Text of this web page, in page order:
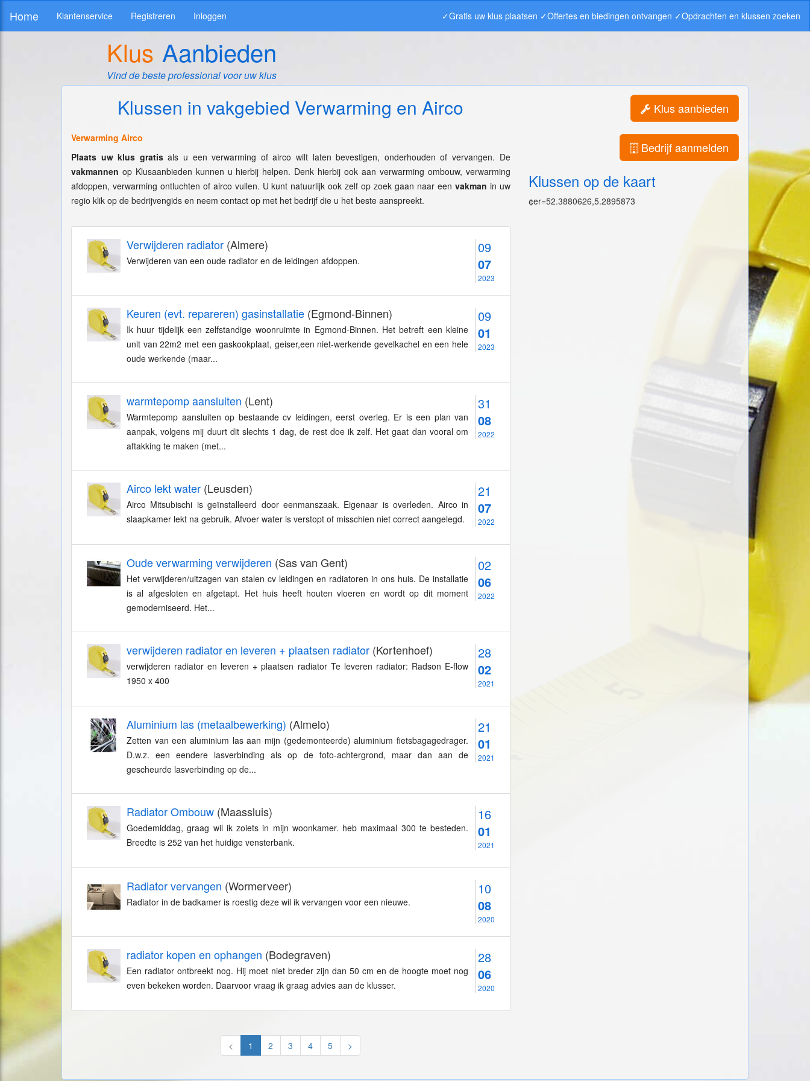
Home Klantenservice Registreren Inloggen ✓Gratis uw klus plaatsen ✓Offertes en biedingen ontvangen ✓Opdrachten en klussen zoeken
Klus Aanbieden
Vind de beste professional voor uw klus
Klussen in vakgebied Verwarming en Airco
Verwarming Airco
Plaats uw klus gratisals u een verwarming of airco wilt laten bevestigen, onderhouden of vervangen. De
vakmannen op Klusaanbieden kunnen u hierbij helpen. Denk hierbij ook aan verwarming ombouw, verwarming
afdoppen, verwarming ontluchten of airco vullen. U kunt natuurlijk ook zelf op zoek gaan naar een vakman in uw
regio klik op de bedrijvengids en neem contact op met het bedrijf die u het beste aanspreekt.
09
07
2023
Verwijderen radiator (Almere)
Verwijderen van een oude radiator en de leidingen afdoppen.
09
01
2023
Keuren (evt. repareren) gasinstallatie (Egmond-Binnen)
Ik huur tijdelijk een zelfstandige woonruimte in Egmond-Binnen. Het betreft een kleine
unit van 22m2 met een gaskookplaat, geiser,een niet-werkende gevelkachel en een hele
oude werkende (maar...
31
08
2022
warmtepomp aansluiten (Lent)
Warmtepomp aansluiten op bestaande cv leidingen, eerst overleg. Er is een plan van
aanpak, volgens mij duurt dit slechts 1 dag, de rest doe ik zelf. Het gaat dan vooral om
aftakking te maken (met...
21
07
2022
Airco lekt water (Leusden)
Airco Mitsubischi is geïnstalleerd door eenmanszaak. Eigenaar is overleden. Airco in
slaapkamer lekt na gebruik. Afvoer water is verstopt of misschien niet correct aangelegd.
02
06
2022
Oude verwarming verwijderen (Sas van Gent)
Het verwijderen/uitzagen van stalen cv leidingen en radiatoren in ons huis. De installatie
is al afgesloten en afgetapt. Het huis heeft houten vloeren en wordt op dit moment
gemoderniseerd. Het...
28
02
2021
verwijderen radiator en leveren + plaatsen radiator (Kortenhoef)
verwijderen radiator en leveren + plaatsen radiator Te leveren radiator: Radson E-flow
1950 x 400
21
01
2021
Aluminium las (metaalbewerking) (Almelo)
Zetten van een aluminium las aan mijn (gedemonteerde) aluminium fietsbagagedrager.
D.w.z. een eendere lasverbinding als op de foto-achtergrond, maar dan aan de
gescheurde lasverbinding op de...
16
01
2021
Radiator Ombouw (Maassluis)
Goedemiddag, graag wil ik zoiets in mijn woonkamer. heb maximaal 300 te besteden.
Breedte is 252 van het huidige vensterbank.
10
08
2020
Radiator vervangen (Wormerveer)
Radiator in de badkamer is roestig deze wil ik vervangen voor een nieuwe.
28
06
2020
radiator kopen en ophangen (Bodegraven)
Een radiator ontbreekt nog. Hij moet niet breder zijn dan 50 cm en de hoogte moet nog
even bekeken worden. Daarvoor vraag ik graag advies aan de klusser.
< 1 2 3 4 5 >
Klus aanbieden
Bedrijf aanmelden
Klussen op de kaart
¢er=52.3880626,5.2895873